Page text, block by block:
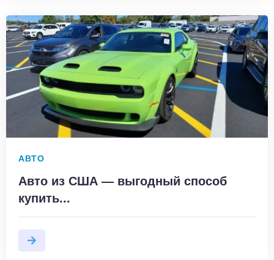
АВТО
Авто из США — выгодный способ
купить...